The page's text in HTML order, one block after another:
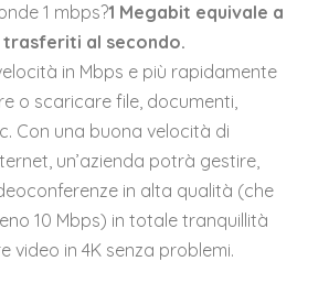
1 mbps?1 Megabit equivale a
trasferiti al secondo.
in Mbps e più rapidamente
o scaricare file, documenti,
Con una buona velocità di
un’azienda potrà gestire,
in alta qualità (che
10 Mbps) in totale tranquillità
video in 4K senza problemi.